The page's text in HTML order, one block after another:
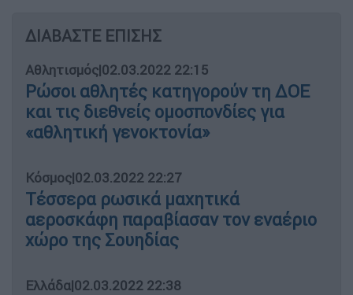
ΔΙΑΒΑΣΤΕ ΕΠΙΣΗΣ
Αθλητισμός|02.03.2022 22:15
Ρώσοι αθλητές κατηγορούν τη ΔΟΕ
και τις διεθνείς ομοσπονδίες για
«αθλητική γενοκτονία»
Κόσμος|02.03.2022 22:27
Τέσσερα ρωσικά μαχητικά
αεροσκάφη παραβίασαν τον εναέριο
χώρο της Σουηδίας
Ελλάδα|02.03.2022 22:38